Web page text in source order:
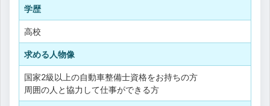
学歴
高校
求める人物像
国家2級以上の自動車整備士資格をお持ちの方
周囲の人と協力して仕事ができる方